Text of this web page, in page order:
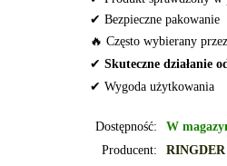
✔ Bezpieczne pakowanie
🔥 Często wybierany
✔ Skuteczne działanie
✔ Wygoda użytkowania
Dostępność:
W
Producent:
RINGDER